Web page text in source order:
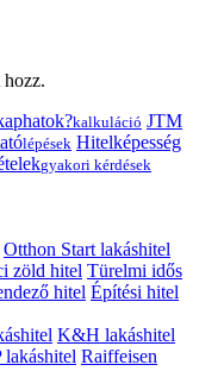
kalkuláció JTM
lépések Hitelképesség
gyakori kérdések
Otthon Start lakáshitel
zöld hitel Türelmi idős
hitel Építési hitel
K&H lakáshitel
lakáshitel Raiffeisen